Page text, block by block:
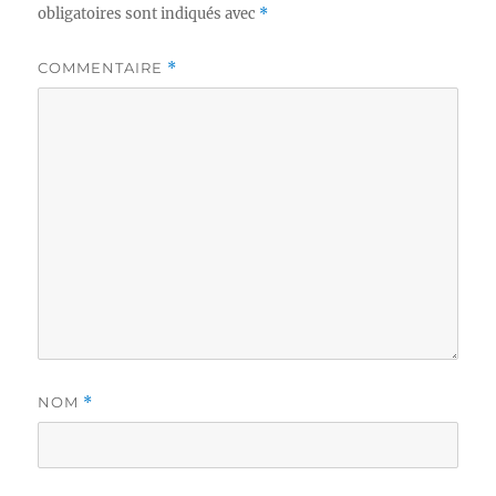
obligatoires sont indiqués avec *
COMMENTAIRE *
NOM *